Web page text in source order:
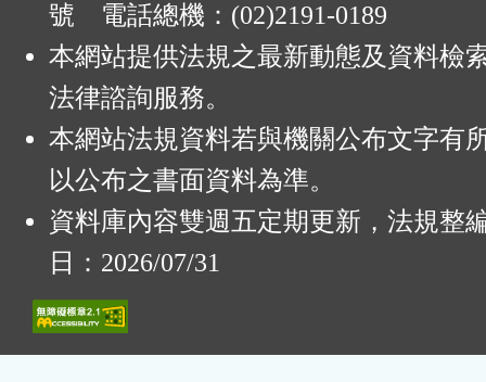
號 電話總機：(02)2191-0189
本網站提供法規之最新動態及資料檢
法律諮詢服務。
本網站法規資料若與機關公布文字有
以公布之書面資料為準。
資料庫內容雙週五定期更新，法規整
日：2026/07/31